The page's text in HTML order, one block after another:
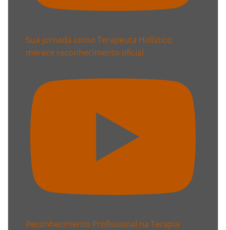
Sua jornada como Terapeuta Holístico
merece reconhecimento oficial
Reconhecimento Profissional na Terapia